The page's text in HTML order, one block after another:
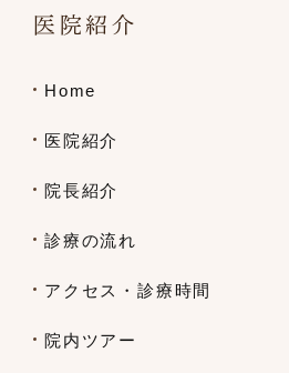
医院紹介
Home
医院紹介
院長紹介
診療の流れ
アクセス・診療時間
院内ツアー